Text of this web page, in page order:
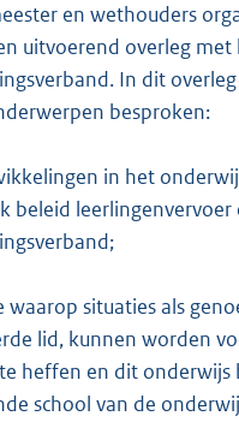
en wethouders
uitvoerend overleg met
In dit
besproken:
in het
beleid leerlingenvervoer
waarop situaties als
lid, kunnen worden
heffen en dit onderwijs
school van de